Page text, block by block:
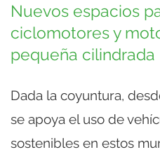
Nuevos espacios
ciclomotores y
pequeña cilindrada
Dada la coyuntura,
se apoya el uso de
sostenibles en estos